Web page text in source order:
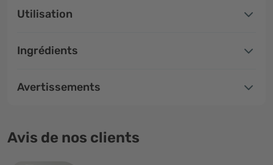
Utilisation
Ingrédients
Avertissements
Avis de nos clients